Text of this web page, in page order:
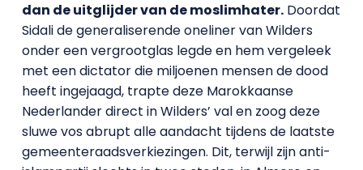
dan de uitglijder van de moslimhater.Doordat
Sidali de generaliserende oneliner van Wilders
onder een vergrootglas legde en hem vergeleek
met een dictator die miljoenen mensen de dood
heeft ingejaagd, trapte deze Marokkaanse
Nederlander direct in Wilders’ val en zoog deze
sluwe vos abrupt alle aandacht tijdens de laatste
gemeenteraadsverkiezingen. Dit, terwijl zijn anti-